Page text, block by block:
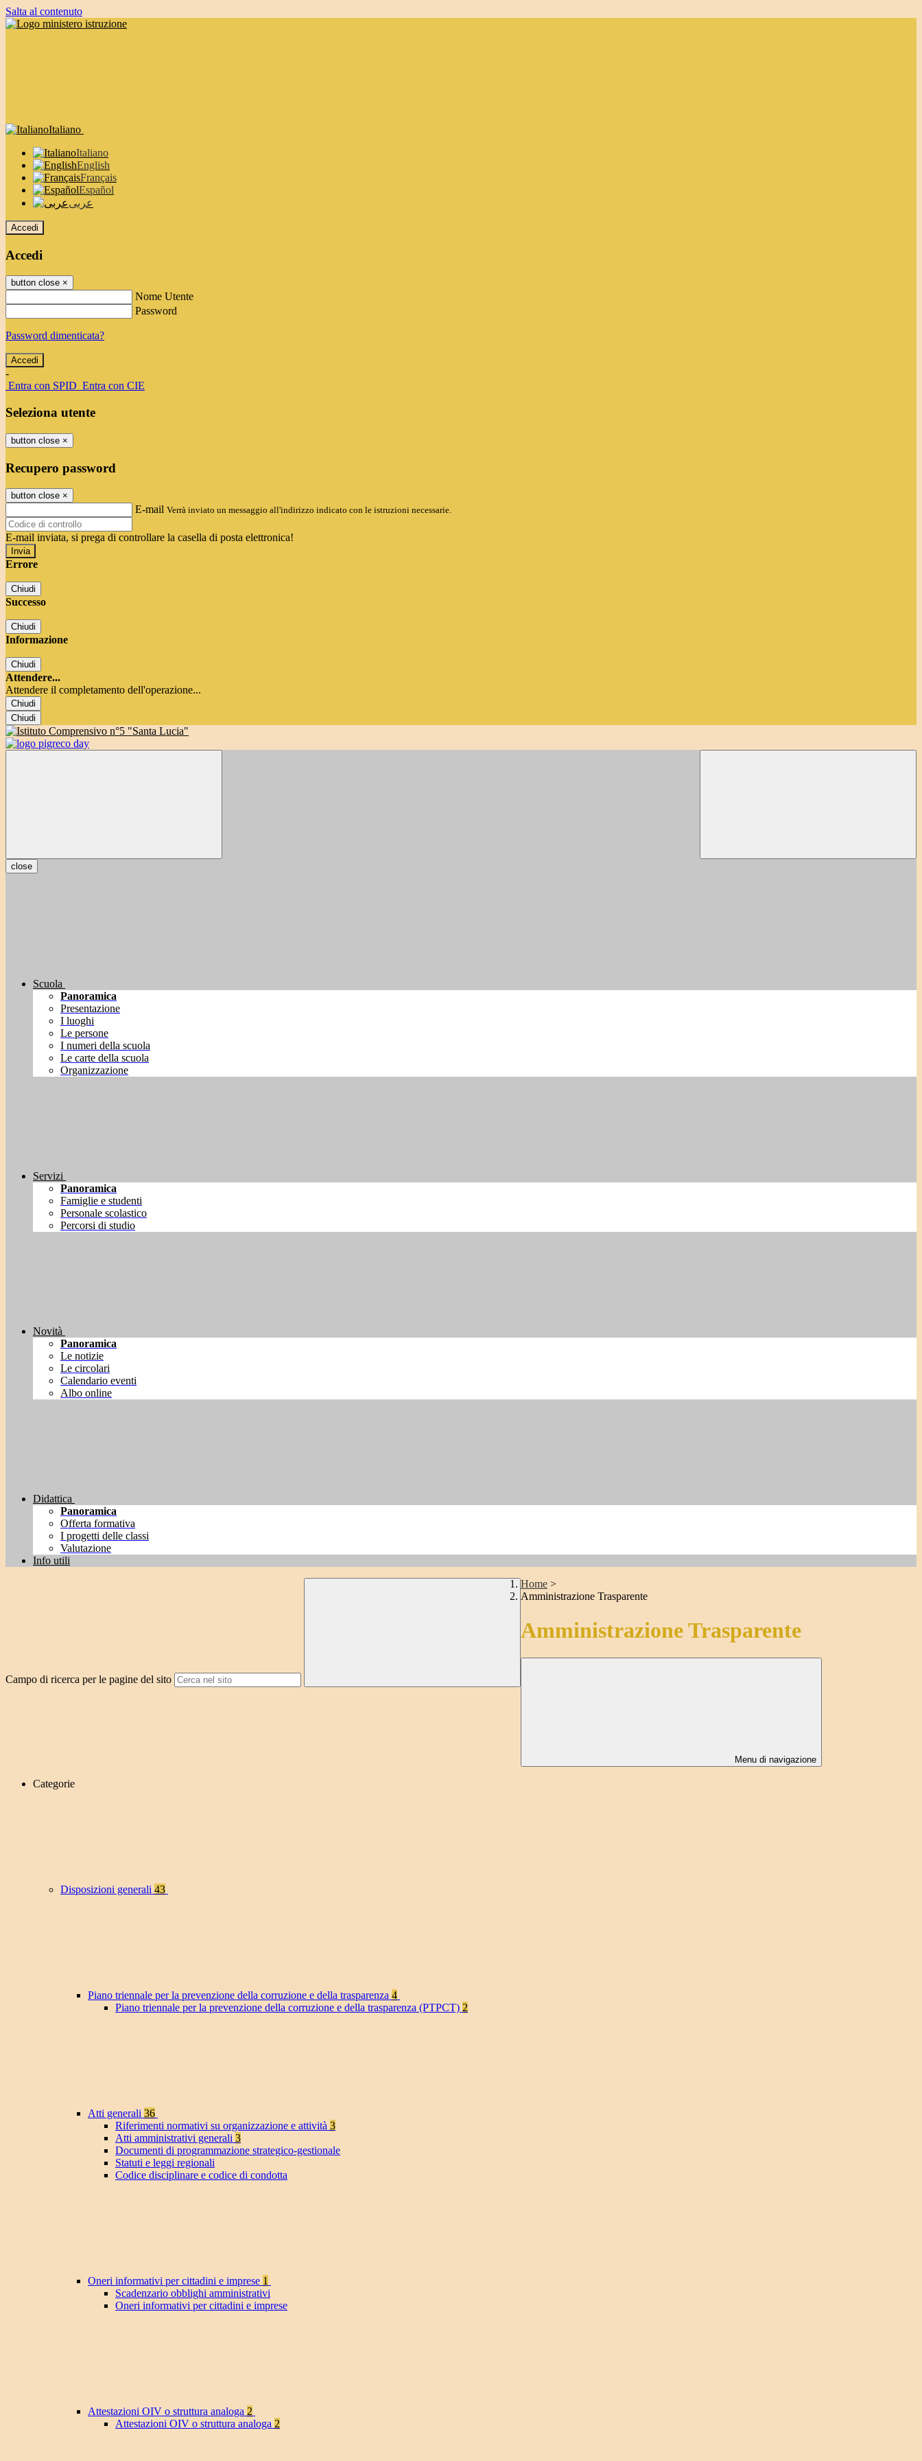
Salta al contenuto
Italiano
Italiano
English
Français
Español
عربى
Accedi
Accedi
button close ×
Nome Utente
Password
Password dimenticata?
-
Entra con SPID Entra con CIE
Seleziona utente
button close ×
Recupero password
button close ×
E-mail Verrà inviato un messaggio all'indirizzo indicato con le istruzioni necessarie.
E-mail inviata, si prega di controllare la casella di posta elettronica!
Errore
Chiudi
Successo
Chiudi
Informazione
Chiudi
Attendere...
Attendere il completamento dell'operazione...
Chiudi
Chiudi
close
Scuola
Panoramica
Presentazione
I luoghi
Le persone
I numeri della scuola
Le carte della scuola
Organizzazione
Servizi
Panoramica
Famiglie e studenti
Personale scolastico
Percorsi di studio
Novità
Panoramica
Le notizie
Le circolari
Calendario eventi
Albo online
Didattica
Panoramica
Offerta formativa
I progetti delle classi
Valutazione
Info utili
Campo di ricerca per le pagine del sito
Home >
Amministrazione Trasparente
Amministrazione Trasparente
Menu di navigazione
Categorie
Disposizioni generali 43
Piano triennale per la prevenzione della corruzione e della trasparenza 4
Piano triennale per la prevenzione della corruzione e della trasparenza (PTPCT) 2
Atti generali 36
Riferimenti normativi su organizzazione e attività 3
Atti amministrativi generali 3
Documenti di programmazione strategico-gestionale
Statuti e leggi regionali
Codice disciplinare e codice di condotta
Oneri informativi per cittadini e imprese 1
Scadenzario obblighi amministrativi
Oneri informativi per cittadini e imprese
Attestazioni OIV o struttura analoga 2
Attestazioni OIV o struttura analoga 2